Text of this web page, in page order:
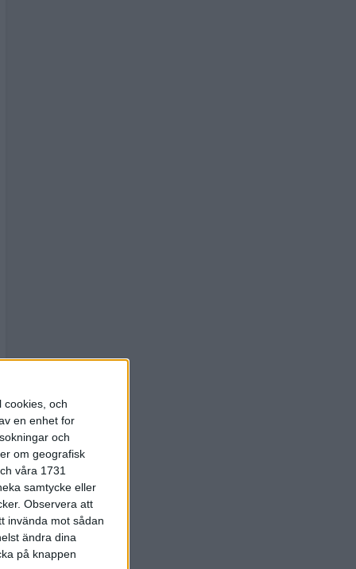
cookies, och
en enhet for
och
om geografisk
våra 1731
samtycke eller
Observera att
invända mot sådan
ändra dina
på knappen